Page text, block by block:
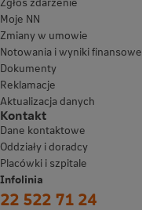
Moje NN
Zmiany w umowie
Notowania i wyniki finansowe
Dokumenty
Reklamacje
Aktualizacja danych
Kontakt
Dane kontaktowe
Oddziały i doradcy
Placówki i szpitale
Infolinia
22 522 71 24